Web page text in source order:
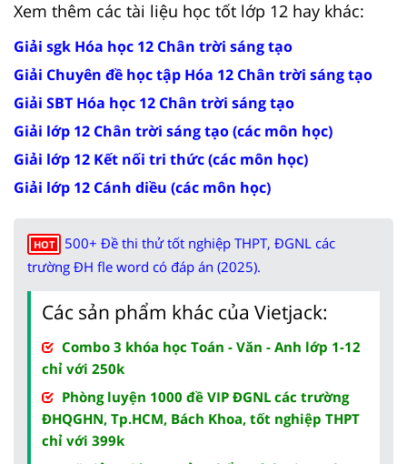
Xem thêm các tài liệu học tốt lớp 12 hay khác:
Giải sgk Hóa học 12 Chân trời sáng tạo
Giải Chuyên đề học tập Hóa 12 Chân trời sáng tạo
Giải SBT Hóa học 12 Chân trời sáng tạo
Giải lớp 12 Chân trời sáng tạo (các môn học)
Giải lớp 12 Kết nối tri thức (các môn học)
Giải lớp 12 Cánh diều (các môn học)
HOT
500+ Đề thi thử tốt nghiệp THPT, ĐGNL các
trường ĐH fle word có đáp án (2025).
Các sản phẩm khác của Vietjack:
Combo 3 khóa học Toán - Văn - Anh lớp 1-12
chỉ với 250k
Phòng luyện 1000 đề VIP ĐGNL các trường
ĐHQGHN, Tp.HCM, Bách Khoa, tốt nghiệp THPT
chỉ với 399k